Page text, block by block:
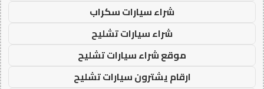
شراء سيارات سكراب
شراء سيارات تشليح
موقع شراء سيارات تشليح
ارقام يشترون سيارات تشليح